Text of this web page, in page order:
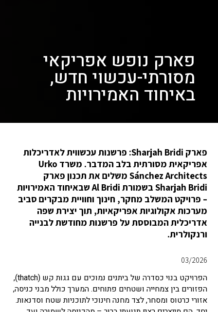
פארק נופש אפריקאי
מסורתי-עכשוי חדש,
באיחוד האמירויות
פארק Sharjah Bridi: פרשנות עכשווית לאדריכלות
אפריקאית מסורתית בלב המדבר. משרד Urko
Sánchez Architects משלים את תכנון פארק
Sharjah Bridi בשמורת Al Bridi שבאיחוד האמירויות
– פרויקט המשלב מחקר, חינוך וחוויית מבקרים סביב
מערכות אקולוגיות אפריקאיות, תוך יצירת שפה
אדריכלית המבוססת על פרשנות מחודשת לבנייה
ורנקולרית.
03/2026
הפרויקט בנוי כסדרה של ביתנים נמוכים עם גגות קש (thatch),
הפזורים בין צמחייה ושטחים פתוחים. המערך כולל מבני כניסה,
אזורי כרטוס ומסחר, לצד מחנה חינוכי לתוכניות שטח וסדנאות.